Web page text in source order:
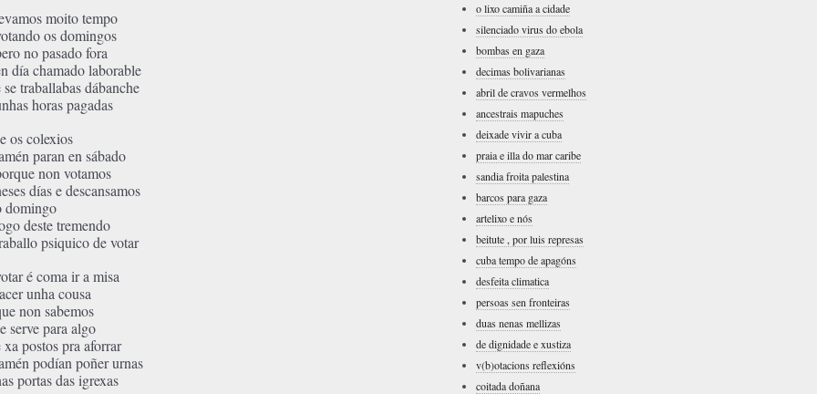
moito tempo
os domingos
no pasado fora
día chamado laborable
se traballabas dábanche
horas pagadas
os colexios
paran en sábado
non votamos
días e descansamos
domingo
deste tremendo
psiquico de votar
é coma ir a misa
unha cousa
non sabemos
serve para algo
xa postos pra aforrar
podían poñer urnas
portas das igrexas
o lixo camiña a cidade
silenciado virus do ebola
bombas en gaza
decimas bolivarianas
abril de cravos vermelhos
ancestrais mapuches
deixade vivir a cuba
praia e illa do mar caribe
sandia froita palestina
barcos para gaza
artelixo e nós
beitute , por luis represas
cuba tempo de apagóns
desfeita climatica
persoas sen fronteiras
duas nenas mellizas
de dignidade e xustiza
v(b)otacions reflexións
coitada doñana